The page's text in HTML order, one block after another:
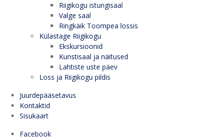
Riigikogu istungisaal
Valge saal
Ringkäik Toompea lossis
Külastage Riigikogu
Ekskursioonid
Kunstisaal ja näitused
Lahtiste uste päev
Loss ja Riigikogu pildis
Juurdepääsetavus
Kontaktid
Sisukaart
Facebook